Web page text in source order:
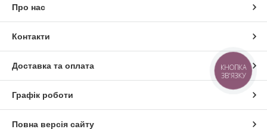
Про нас
Контакти
Доставка та оплата
Графік роботи
Повна версія сайту
КНОПКА
ЗВ'ЯЗКУ